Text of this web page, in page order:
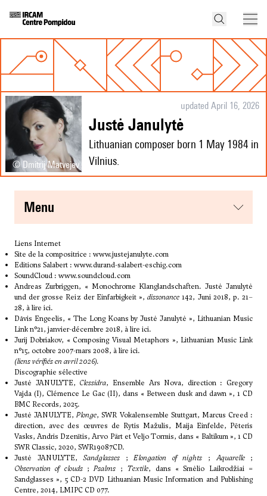
© Dmitrij Matvejev
updated April 16, 2026
Justė Janulytė
Lithuanian composer born 1 May 1984 in
Vilnius.
menu
Liens Internet
Site de la compositrice : www.justejanulyte.com
Editions Salabert : www.durand-salabert-eschig.com
SoundCloud : www.soundcloud.com
Andreas Zurbriggen, « Monochrome Klanglandschaften. Justė Janulytė
und der grosse Reiz der Einfarbigkeit »,dissonance 142, Juni 2018, p. 21–
28, à lire ici.
Dāvis Engeelis, « The Long Koans by Justė Janulytė », Lithuanian Music
Link n°21, janvier-décembre 2018, à lire ici.
Jurij Dobriakov, « Composing Visual Metaphors », Lithuanian Music Link
n°15, octobre 2007-mars 2008, à lire ici.
(liens vérifiés en avril 2026).
Discographie sélective
Justė JANULYTE, Clessidra, Ensemble Ars Nova, direction : Gregory
Vajda (I), Clémence Le Gac (II), dans « Between dusk and dawn », 1 CD
BMC Records, 2025.
Justė JANULYTE,Plonge, SWR Vokalensemble Stuttgart, Marcus Creed :
direction, avec des œuvres de Rytis Mažulis, Maija Einfelde, Pēteris
Vasks, Andris Dzenītis, Arvo Pärt et Veljo Tormis, dans « Baltikum », 1 CD
SWR Classic, 2020, SWR19087CD.
Justė JANULYTE,Sandglasses ;Elongation of nights ;Aquarelle;
Observation of clouds;Psalms ; Textile, dans « Smėlio Laikrodžiai =
Sandglasses », 5 CD-2 DVD Lithuanian Music Information and Publishing
Centre, 2014, LMIPC CD 077.